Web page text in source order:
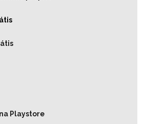
Playstore